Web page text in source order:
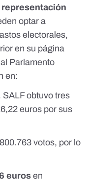
representación
optar a
electorales,
en su página
Parlamento
en:
obtuvo tres
euros por sus
800.763 votos, por lo
eurosen